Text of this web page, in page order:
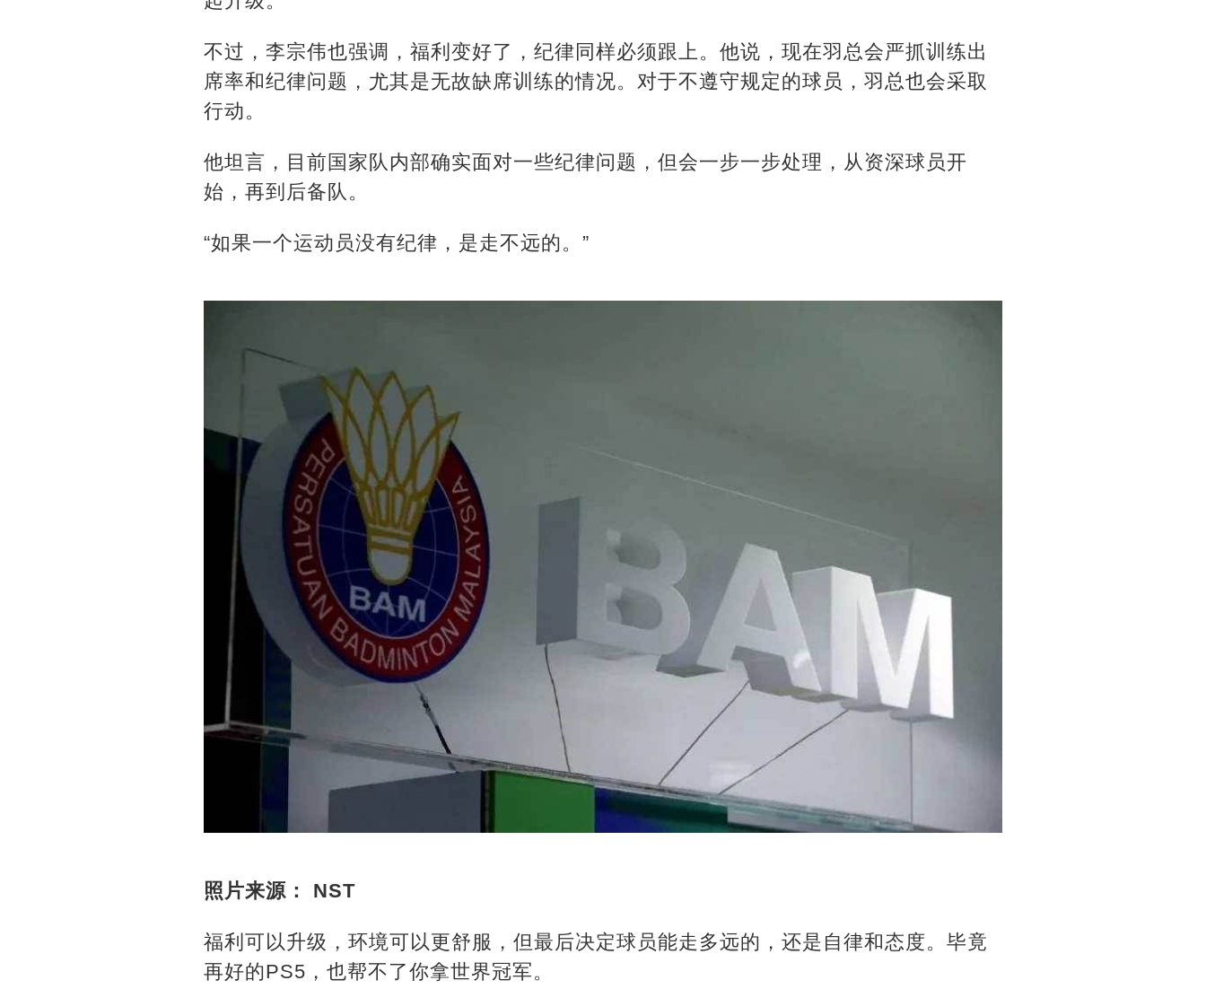
不过，李宗伟也强调，福利变好了，纪律同样必须跟上。他说，现在羽总会严抓训练出
席率和纪律问题，尤其是无故缺席训练的情况。对于不遵守规定的球员，羽总也会采取
行动。
他坦言，目前国家队内部确实面对一些纪律问题，但会一步一步处理，从资深球员开
始，再到后备队。
“如果一个运动员没有纪律，是走不远的。”
照片来源： NST
福利可以升级，环境可以更舒服，但最后决定球员能走多远的，还是自律和态度。毕竟
再好的PS5，也帮不了你拿世界冠军。